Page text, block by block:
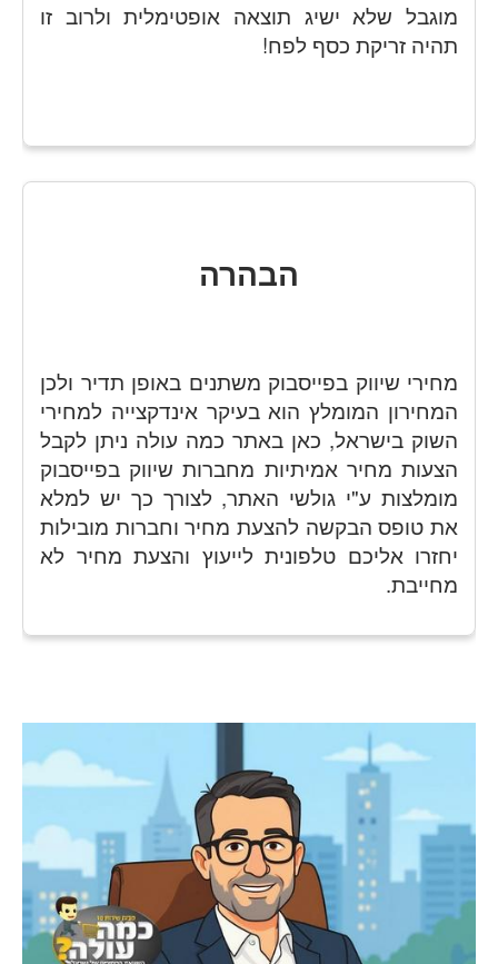
מוגבל שלא ישיג תוצאה אופטימלית ולרוב זו
תהיה זריקת כסף לפח!
הבהרה
מחירי שיווק בפייסבוק משתנים באופן תדיר ולכן
המחירון המומלץ הוא בעיקר אינדקצייה למחירי
השוק בישראל, כאן באתר כמה עולה ניתן לקבל
הצעות מחיר אמיתיות מחברות שיווק בפייסבוק
מומלצות ע"י גולשי האתר, לצורך כך יש למלא
את טופס הבקשה להצעת מחיר וחברות מובילות
יחזרו אליכם טלפונית לייעוץ והצעת מחיר לא
מחייבת.